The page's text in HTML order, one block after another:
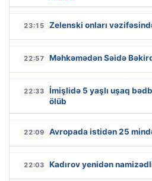
23:15 Zelenski onları
22:57 Məhkəmədən Səidə
22:33
İmişlidə 5 yaşlı uşaq
ölüb
22:09 Avropada istidən 25
22:03 Kadırov yenidən